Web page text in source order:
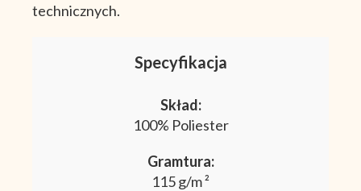
technicznych.
Specyfikacja
Skład:
100% Poliester
Gramtura:
115 g/m ²